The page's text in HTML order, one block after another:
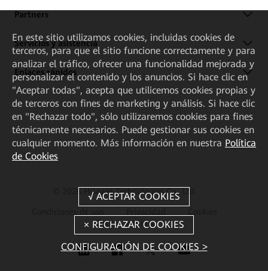
Partners
Servicios y asistencia
Enlaces rápidos
© 2026 Huawei Technologies Co., Ltd.
Cookie Settings
En este sitio utilizamos cookies, incluidas cookies de
terceros, para que el sitio funcione correctamente y para
analizar el tráfico, ofrecer una funcionalidad mejorada y
personalizar el contenido y los anuncios. Si hace clic en
"Aceptar todas", acepta que utilicemos cookies propias y
de terceros con fines de marketing y análisis. Si hace clic
en "Rechazar todo", sólo utilizaremos cookies para fines
técnicamente necesarios. Puede gestionar sus cookies en
cualquier momento. Más información en nuestra Política
de Cookies
CONFIGURACIÓN DE COOKIES >